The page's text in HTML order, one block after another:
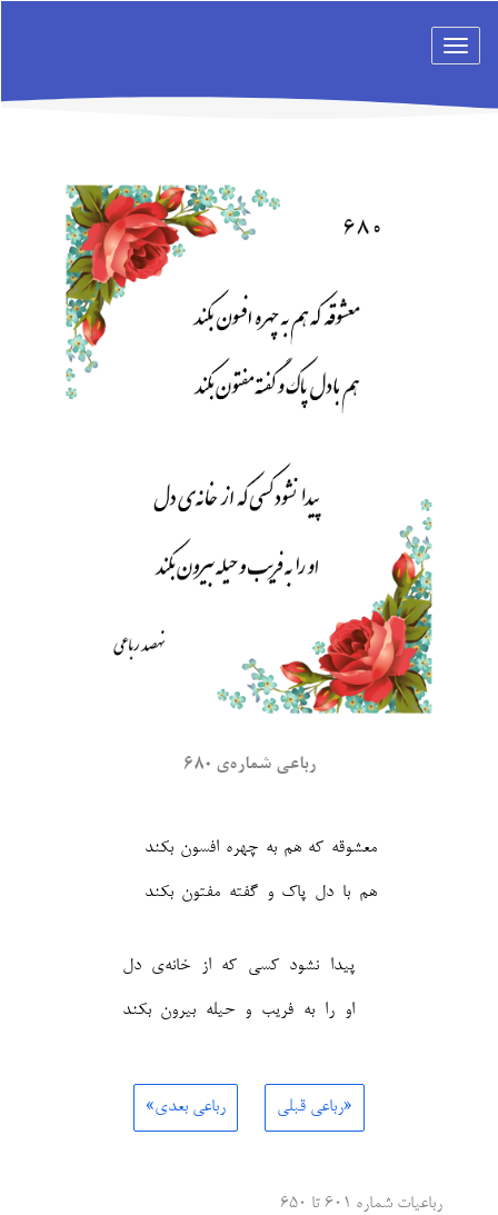
Toggle
رباعی شماره‌ی ۶۸۰
معشوقه که هم به چهره افسون بکند
‎هم با دل پاک و گفته مفتون بکند
پیدا نشود کسی که از خانه‌ی دل
او را به فریب و حیله بیرون بکند
«رباعی قبلی رباعی بعدی»
رباعیات شماره ۶۰۱ تا ۶۵۰